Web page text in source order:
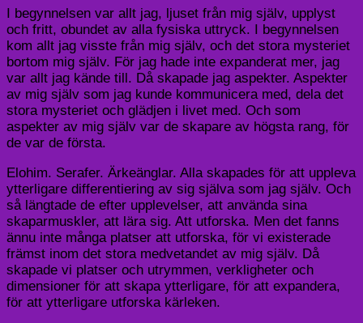
I begynnelsen var allt jag, ljuset från mig själv, upplyst
och fritt, obundet av alla fysiska uttryck. I begynnelsen
kom allt jag visste från mig själv, och det stora mysteriet
bortom mig själv. För jag hade inte expanderat mer, jag
var allt jag kände till. Då skapade jag aspekter. Aspekter
av mig själv som jag kunde kommunicera med, dela det
stora mysteriet och glädjen i livet med. Och som
aspekter av mig själv var de skapare av högsta rang, för
de var de första.
Elohim. Serafer. Ärkeänglar. Alla skapades för att uppleva
ytterligare differentiering av sig själva som jag själv. Och
så längtade de efter upplevelser, att använda sina
skaparmuskler, att lära sig. Att utforska. Men det fanns
ännu inte många platser att utforska, för vi existerade
främst inom det stora medvetandet av mig själv. Då
skapade vi platser och utrymmen, verkligheter och
dimensioner för att skapa ytterligare, för att expandera,
för att ytterligare utforska kärleken.